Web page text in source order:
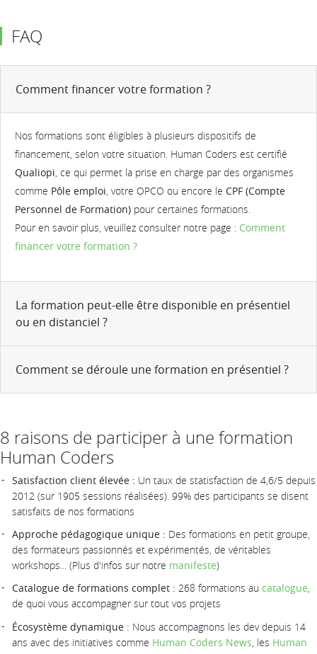
FAQ
Comment financer votre formation ?
Nos formations sont éligibles à plusieurs dispositifs de
financement, selon votre situation. Human Coders est certifié
Qualiopi , ce qui permet la prise en charge par des organismes
comme Pôle emploi , votre OPCO ou encore le CPF (Compte
Personnel de Formation) pour certaines formations.
Pour en savoir plus, veuillez consulter notre page : Comment
financer votre formation ?
La formation peut-elle être disponible en présentiel
ou en distanciel ?
Comment se déroule une formation en présentiel ?
8 raisons de participer à une formation
Human Coders
Satisfaction client élevée : Un taux de statisfaction de 4,6/5 depuis
2012 (sur 1905 sessions réalisées). 99% des participants se disent
satisfaits de nos formations
Approche pédagogique unique : Des formations en petit groupe,
des formateurs passionnés et expérimentés, de véritables
workshops... (Plus d'infos sur notre manifeste)
Catalogue de formations complet : 268 formations au catalogue,
de quoi vous accompagner sur tout vos projets
Écosystème dynamique : Nous accompagnons les dev depuis 14
ans avec des initiatives comme Human Coders News, les Human